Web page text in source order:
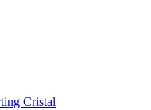
Cristal